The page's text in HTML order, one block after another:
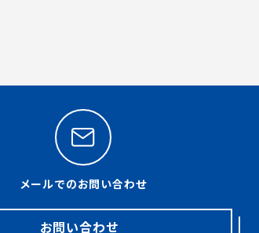
メールでのお問い合わせ
お問い合わせ